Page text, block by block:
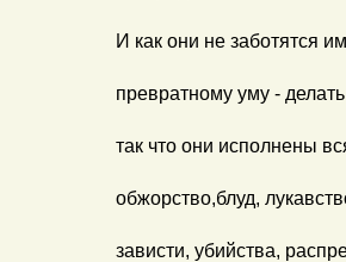
И как они не заботятся
превратному уму -
так что они исполнены
обжорство,блуд,
зависти, убийства,